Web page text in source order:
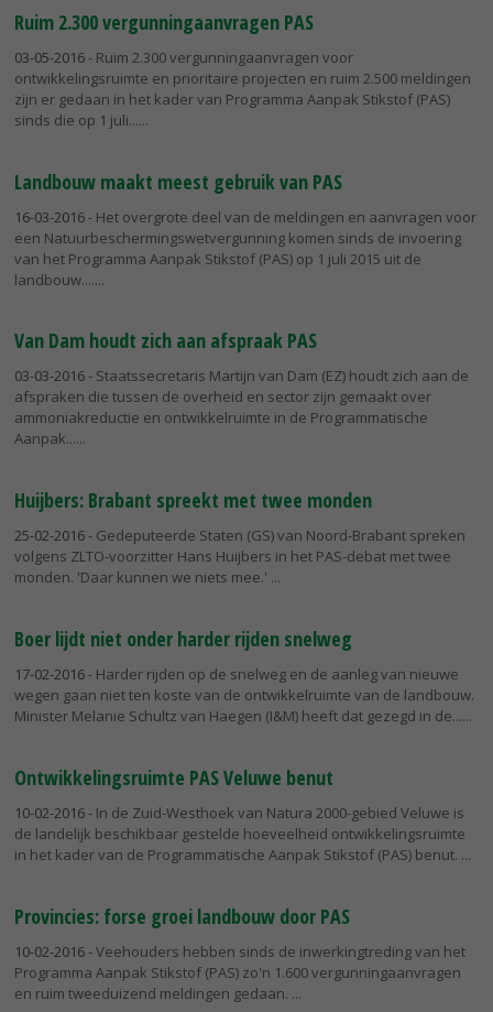
Ruim 2.300 vergunningaanvragen PAS
03-05-2016- Ruim 2.300 vergunningaanvragen voor
ontwikkelingsruimte en prioritaire projecten en ruim 2.500 meldingen
zijn er gedaan in het kader van Programma Aanpak Stikstof (PAS)
sinds die op 1 juli...
Landbouw maakt meest gebruik van PAS
16-03-2016- Het overgrote deel van de meldingen en aanvragen voor
een Natuurbeschermingswetvergunning komen sinds de invoering
van het Programma Aanpak Stikstof (PAS) op 1 juli 2015 uit de
landbouw....
Van Dam houdt zich aan afspraak PAS
03-03-2016- Staatssecretaris Martijn van Dam (EZ) houdt zich aan de
afspraken die tussen de overheid en sector zijn gemaakt over
ammoniakreductie en ontwikkelruimte in de Programmatische
Aanpak...
Huijbers: Brabant spreekt met twee monden
25-02-2016- Gedeputeerde Staten (GS) van Noord-Brabant spreken
volgens ZLTO-voorzitter Hans Huijbers in het PAS-debat met twee
monden. 'Daar kunnen we niets mee.'
Boer lijdt niet onder harder rijden snelweg
17-02-2016- Harder rijden op de snelweg en de aanleg van nieuwe
wegen gaan niet ten koste van de ontwikkelruimte van de landbouw.
Minister Melanie Schultz van Haegen (I&M) heeft dat gezegd in de...
Ontwikkelingsruimte PAS Veluwe benut
10-02-2016- In de Zuid-Westhoek van Natura 2000-gebied Veluwe is
de landelijk beschikbaar gestelde hoeveelheid ontwikkelingsruimte
in het kader van de Programmatische Aanpak Stikstof (PAS) benut.
Provincies: forse groei landbouw door PAS
10-02-2016- Veehouders hebben sinds de inwerkingtreding van het
Programma Aanpak Stikstof (PAS) zo'n 1.600 vergunningaanvragen
en ruim tweeduizend meldingen gedaan.